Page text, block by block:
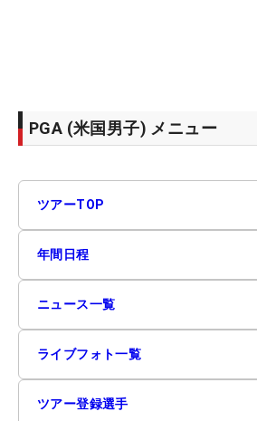
PGA (米国男子) メニュー
ツアーTOP
年間日程
ニュース一覧
ライブフォト一覧
ツアー登録選手